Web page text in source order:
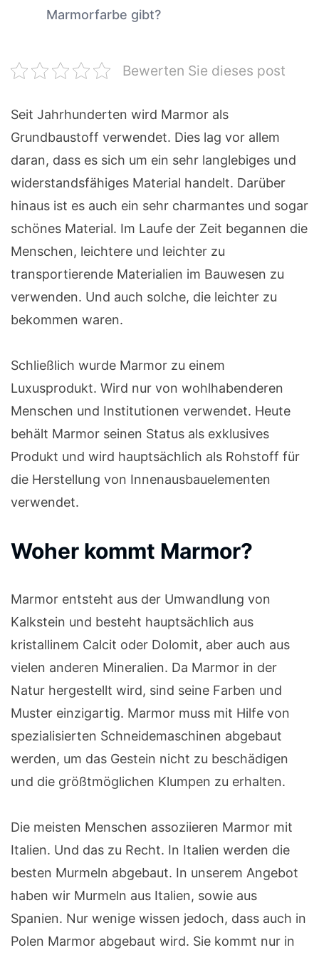
Marmorfarbe gibt?
Bewerten Sie dieses post
Seit Jahrhunderten wird Marmor als
Grundbaustoff verwendet. Dies lag vor allem
daran, dass es sich um ein sehr langlebiges und
widerstandsfähiges Material handelt. Darüber
hinaus ist es auch ein sehr charmantes und sogar
schönes Material. Im Laufe der Zeit begannen die
Menschen, leichtere und leichter zu
transportierende Materialien im Bauwesen zu
verwenden. Und auch solche, die leichter zu
bekommen waren.
Schließlich wurde Marmor zu einem
Luxusprodukt. Wird nur von wohlhabenderen
Menschen und Institutionen verwendet. Heute
behält Marmor seinen Status als exklusives
Produkt und wird hauptsächlich als Rohstoff für
die Herstellung von Innenausbauelementen
verwendet.
Woher kommt Marmor?
Marmor entsteht aus der Umwandlung von
Kalkstein und besteht hauptsächlich aus
kristallinem Calcit oder Dolomit, aber auch aus
vielen anderen Mineralien. Da Marmor in der
Natur hergestellt wird, sind seine Farben und
Muster einzigartig. Marmor muss mit Hilfe von
spezialisierten Schneidemaschinen abgebaut
werden, um das Gestein nicht zu beschädigen
und die größtmöglichen Klumpen zu erhalten.
Die meisten Menschen assoziieren Marmor mit
Italien. Und das zu Recht. In Italien werden die
besten Murmeln abgebaut. In unserem Angebot
haben wir Murmeln aus Italien, sowie aus
Spanien. Nur wenige wissen jedoch, dass auch in
Polen Marmor abgebaut wird. Sie kommt nur in